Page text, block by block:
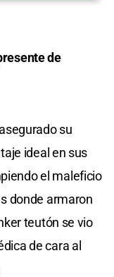
de
su
ideal en sus
el maleficio
donde armaron
teutón se vio
de cara al